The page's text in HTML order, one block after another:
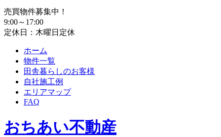
売買物件募集中！
9:00～17:00
定休日：木曜日定休
ホーム
物件一覧
田舎暮らしのお客様
自社施工例
エリアマップ
FAQ
おちあい不動産